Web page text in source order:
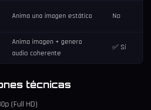
Anima una imagen estática No
Anima imagen + genera
audio coherente
✅ Sí
técnicas
(Full HD)